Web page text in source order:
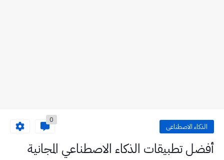
الذكاء الاصطناعى
0
أفضل تطبيقات الذكاء الاصطناعي المجانية